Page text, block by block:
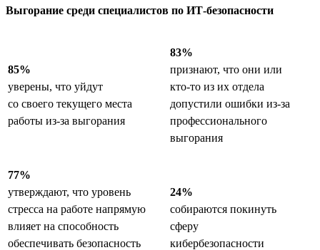
Выгорание среди специалистов по ИТ-безопасности
85%
уверены, что уйдут
со своего текущего места
работы из-за выгорания
83%
признают, что они или
кто-то из их отдела
допустили ошибки из-за
профессионального
выгорания
77%
утверждают, что уровень
стресса на работе напрямую
влияет на способность
обеспечивать безопасность
24%
собираются покинуть
сферу
кибербезопасности